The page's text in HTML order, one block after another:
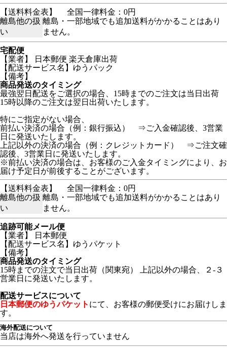
【送料料金表】
全国一律料金：0円
離島他の扱
い
離島・一部地域でも追加送料がかかることはあり
ません。
宅配便
【業者】 日本郵便 楽天倉庫出荷
【配送サービス名】ゆうパック
【備考】
商品発送のタイミング
最強翌日配送をご選択の場合、15時までのご注文は当日出荷
15時以降のご注文は翌日出荷いたします。
特にご指定がない場合、
前払い決済の場合（例：銀行振込） ⇒ご入金確認後、3営業
日に発送いたします。
上記以外の決済の場合（例：クレジットカード） ⇒ご注文確
認後、3営業日に発送いたします。
※前払い決済の場合は、お客様のご入金タイミングにより、お
届け予定日が前後することがございます。
【送料料金表】
全国一律料金：0円
離島他の扱
い
離島・一部地域でも追加送料がかかることはあり
ません。
追跡可能メール便
【業者】 日本郵便
【配送サービス名】ゆうパケット
【備考】
商品発送のタイミング
15時までの注文で当日出荷（関東宛） 上記以外の場合、２-３
営業日に発送いたします。
配送サービスについて
日本郵便のゆうパケット にて、お客様の郵便受けにお届けしま
す。
海外配送について
当店は海外へ発送を行っていません